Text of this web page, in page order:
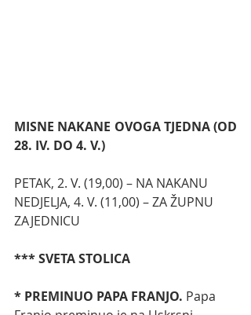
MISNE NAKANE OVOGA TJEDNA (OD
28. IV. DO 4. V.)
PETAK, 2. V. (19,00) – NA NAKANU
NEDJELJA, 4. V. (11,00) – ZA ŽUPNU
ZAJEDNICU
*** SVETA STOLICA
* PREMINUO PAPA FRANJO. Papa